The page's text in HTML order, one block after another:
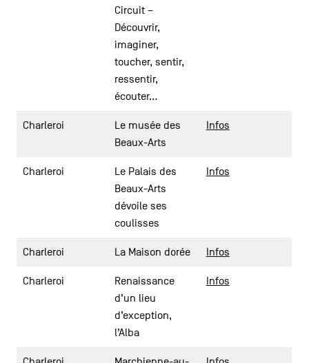
Circuit –
Découvrir,
imaginer,
toucher, sentir,
ressentir,
écouter…
Charleroi
Le musée des
Beaux-Arts
Infos
Charleroi
Le Palais des
Beaux-Arts
dévoile ses
coulisses
Infos
Charleroi La Maison dorée Infos
Charleroi
Renaissance
d’un lieu
d’exception,
l’Alba
Infos